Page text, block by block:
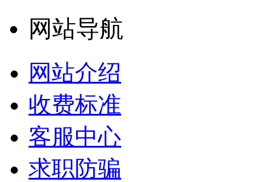
网站导航
网站介绍
收费标准
客服中心
求职防骗